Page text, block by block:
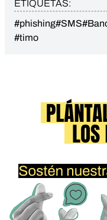
ETIQUETAS:
#phishing#SMS
#timo